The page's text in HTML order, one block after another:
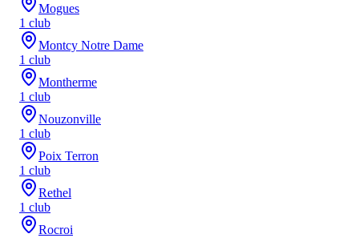
Mogues
1 club
Montcy Notre Dame
1 club
Montherme
1 club
Nouzonville
1 club
Poix Terron
1 club
Rethel
1 club
Rocroi